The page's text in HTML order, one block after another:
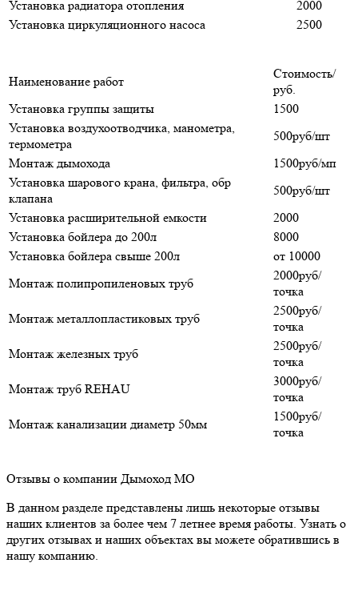
Установка радиатора отопления
2000
Установка циркуляционного насоса
2500
Наименование работ
Стоимость/
руб.
Установка группы защиты
1500
Установка воздухоотводчика, манометра,
термометра
500руб/шт
Монтаж дымохода
1500руб/мп
Установка шарового крана, фильтра, обр
клапана
500руб/шт
Установка расширительной емкости
2000
Установка бойлера до 200л
8000
Установка бойлера свыше 200л
от 10000
Монтаж полипропиленовых труб
2000руб/
точка
Монтаж металлопластиковых труб
2500руб/
точка
Монтаж железных труб
2500руб/
точка
Монтаж труб REHAU
3000руб/
точка
Монтаж канализации диаметр 50мм
1500руб/
точка
Отзывы о компании Дымоход МО
В данном разделе представлены лишь некоторые отзывы
наших клиентов за более чем 7 летнее время работы. Узнать о
других отзывах и наших объектах вы можете обратившись в
нашу компанию.